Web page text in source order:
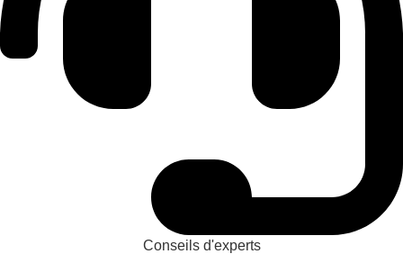
Conseils d'experts